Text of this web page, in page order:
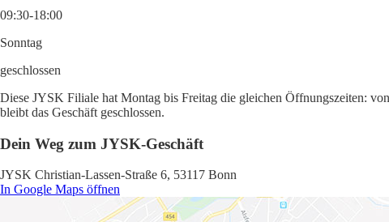
09:30-18:00
Sonntag
geschlossen
Diese JYSK Filiale hat Montag bis Freitag die gleichen Öffnungszeiten:
bleibt das Geschäft geschlossen.
Dein Weg zum JYSK-Geschäft
JYSK Christian-Lassen-Straße 6, 53117 Bonn
In Google Maps öffnen